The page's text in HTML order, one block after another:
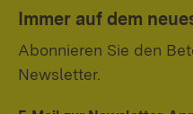
Immer auf dem
Abonnieren Sie den
Newsletter.